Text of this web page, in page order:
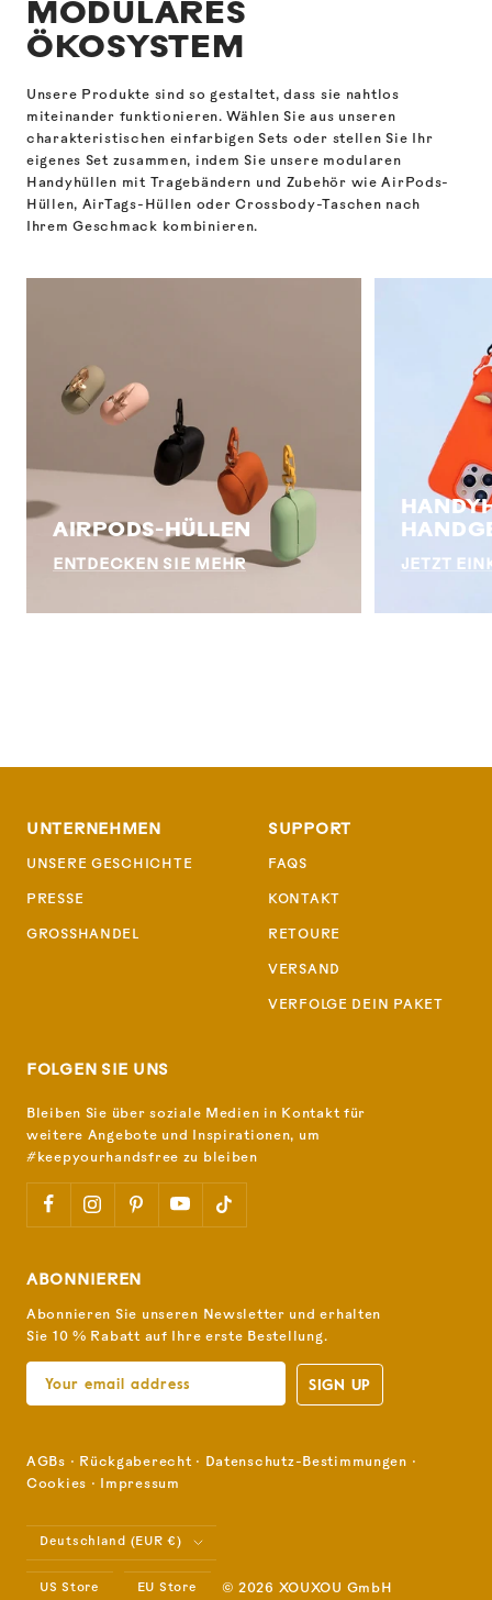
MODULARES
ÖKOSYSTEM
Unsere Produkte sind so gestaltet, dass sie nahtlos
miteinander funktionieren. Wählen Sie aus unseren
charakteristischen einfarbigen Sets oder stellen Sie Ihr
eigenes Set zusammen, indem Sie unsere modularen
Handyhüllen mit Tragebändern und Zubehör wie AirPods-
Hüllen, AirTags-Hüllen oder Crossbody-Taschen nach
Ihrem Geschmack kombinieren.
AIRPODS-HÜLLEN
ENTDECKEN SIE MEHR JETZT
UNTERNEHMEN
UNSERE GESCHICHTE
PRESSE
GROSSHANDEL
SUPPORT
FAQS
KONTAKT
RETOURE
VERSAND
VERFOLGE DEIN PAKET
FOLGEN SIE UNS
Bleiben Sie über soziale Medien in Kontakt für
weitere Angebote und Inspirationen, um
#keepyourhandsfree zu bleiben
ABONNIEREN
Abonnieren Sie unseren Newsletter und erhalten
Sie 10 % Rabatt auf Ihre erste Bestellung.
SIGN UP
AGBs ⋅ Rückgaberecht ⋅ Datenschutz-Bestimmungen ⋅
Cookies ⋅ Impressum
Land/Region
Deutschland (EUR €)
US Store EU Store © 2026 XOUXOU GmbH